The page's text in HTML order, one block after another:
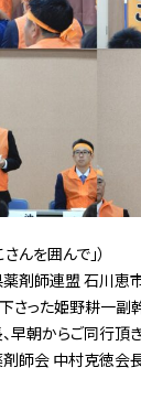
んを囲んで」）
剤師連盟 石川恵
さった姫野耕一副
早朝からご同行頂き
師会 中村克徳会